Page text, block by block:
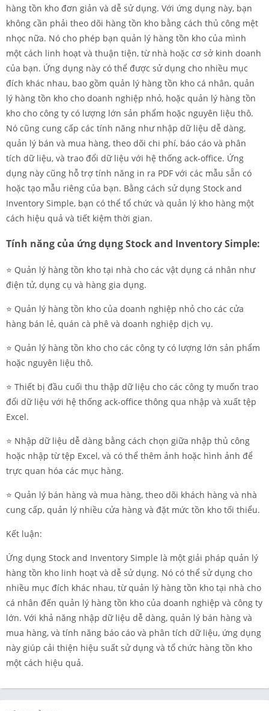
hàng tồn kho đơn giản và dễ sử dụng. Với ứng dụng này, bạn
không cần phải theo dõi hàng tồn kho bằng cách thủ công mệt
nhọc nữa. Nó cho phép bạn quản lý hàng tồn kho của mình
một cách linh hoạt và thuận tiện, từ nhà hoặc cơ sở kinh doanh
của bạn. Ứng dụng này có thể được sử dụng cho nhiều mục
đích khác nhau, bao gồm quản lý hàng tồn kho cá nhân, quản
lý hàng tồn kho cho doanh nghiệp nhỏ, hoặc quản lý hàng tồn
kho cho công ty có lượng lớn sản phẩm hoặc nguyên liệu thô.
Nó cũng cung cấp các tính năng như nhập dữ liệu dễ dàng,
quản lý bán và mua hàng, theo dõi chi phí, báo cáo và phân
tích dữ liệu, và trao đổi dữ liệu với hệ thống ack-office. Ứng
dụng này cũng hỗ trợ tính năng in ra PDF với các mẫu sẵn có
hoặc tạo mẫu riêng của bạn. Bằng cách sử dụng Stock and
Inventory Simple, bạn có thể tổ chức và quản lý kho hàng một
cách hiệu quả và tiết kiệm thời gian.
Tính năng của ứng dụng Stock and Inventory Simple:
⭐️ Quản lý hàng tồn kho tại nhà cho các vật dụng cá nhân như
điện tử, dụng cụ và hàng gia dụng.
⭐️ Quản lý hàng tồn kho của doanh nghiệp nhỏ cho các cửa
hàng bán lẻ, quán cà phê và doanh nghiệp dịch vụ.
⭐️ Quản lý hàng tồn kho cho các công ty có lượng lớn sản phẩm
hoặc nguyên liệu thô.
⭐️ Thiết bị đầu cuối thu thập dữ liệu cho các công ty muốn trao
đổi dữ liệu với hệ thống ack-office thông qua nhập và xuất tệp
Excel.
⭐️ Nhập dữ liệu dễ dàng bằng cách chọn giữa nhập thủ công
hoặc nhập từ tệp Excel, và có thể thêm ảnh hoặc hình ảnh để
trực quan hóa các mục hàng.
⭐️ Quản lý bán hàng và mua hàng, theo dõi khách hàng và nhà
cung cấp, quản lý nhiều cửa hàng và đặt mức tồn kho tối thiểu.
Kết luận:
Ứng dụng Stock and Inventory Simple là một giải pháp quản lý
hàng tồn kho linh hoạt và dễ sử dụng. Nó có thể sử dụng cho
nhiều mục đích khác nhau, từ quản lý hàng tồn kho tại nhà cho
cá nhân đến quản lý hàng tồn kho của doanh nghiệp và công ty
lớn. Với khả năng nhập dữ liệu dễ dàng, quản lý bán hàng và
mua hàng, và tính năng báo cáo và phân tích dữ liệu, ứng dụng
này giúp cải thiện hiệu suất sử dụng và tổ chức hàng tồn kho
một cách hiệu quả.